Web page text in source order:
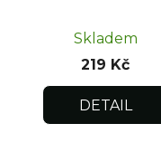
Skladem
219 Kč
DETAIL